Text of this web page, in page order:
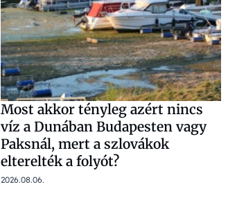
Most akkor tényleg azért nincs
víz a Dunában Budapesten vagy
Paksnál, mert a szlovákok
elterelték a folyót?
2026.08.06.